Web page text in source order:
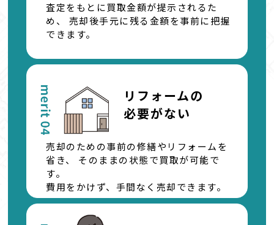
査定をもとに買取金額が提示されるた
め、
売却後手元に残る金額を事前に把握
できます。
リフォームの
必要がない
売却のための事前の修繕やリフォームを
省き、
そのままの状態で買取が可能で
す。
費用をかけず、手間なく売却できます。